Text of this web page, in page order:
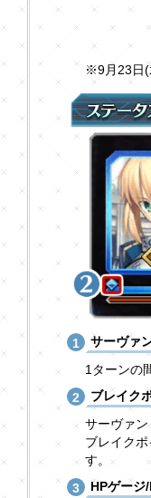
※9月23日(
サーヴァ
1ターンの
ブレイク
サーヴァ
ブレイク
す。
HPゲージ